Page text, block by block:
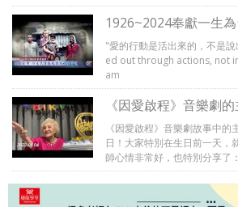
1926~2024奉獻一生
士
"愛的行動是活出來的，不是
ed out through actions, not
am
《因愛啟程》音樂劇
2022生日紀錄！
《因愛啟程》音樂劇故事中
日！大家特別在生日前一天，
師心情非常好，也特別分享了
為每一天都是神給我們的機會